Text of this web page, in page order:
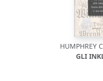
HUMPHREY
GLI